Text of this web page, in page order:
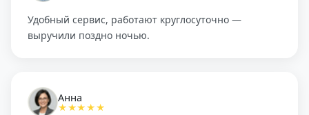
Удобный сервис, работают круглосуточно —
выручили поздно ночью.
Анна
★★★★★